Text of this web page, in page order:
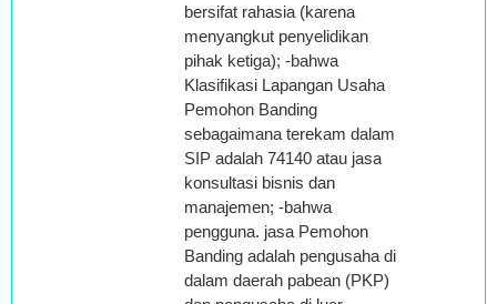
bersifat rahasia (karena
menyangkut penyelidikan
pihak ketiga); -bahwa
Klasifikasi Lapangan Usaha
Pemohon Banding
sebagaimana terekam dalam
SIP adalah 74140 atau jasa
konsultasi bisnis dan
manajemen; -bahwa
pengguna. jasa Pemohon
Banding adalah pengusaha di
dalam daerah pabean (PKP)